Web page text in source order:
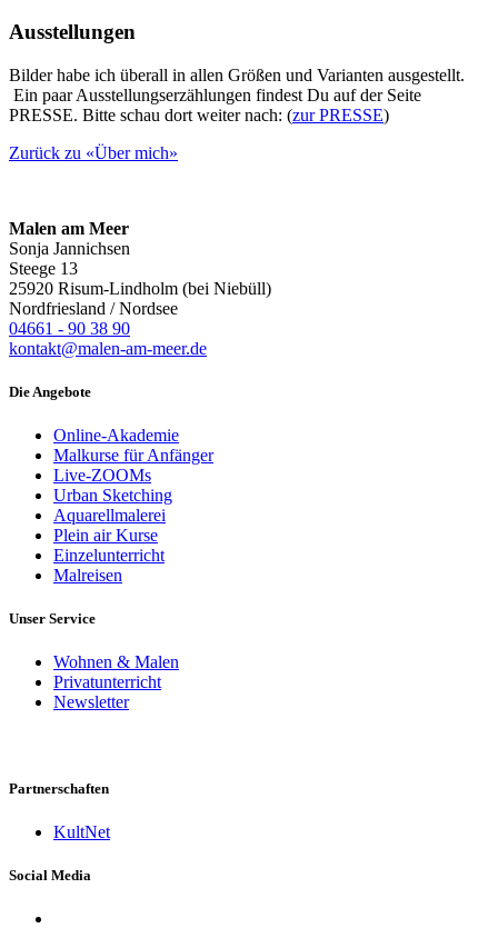
Ausstellungen
Bilder habe ich überall in allen Größen und Varianten ausgestellt.
Ein paar Ausstellungserzählungen findest Du auf der Seite
PRESSE. Bitte schau dort weiter nach: (zur PRESSE)
Zurück zu «Über mich»
Malen am Meer
Sonja Jannichsen
Steege 13
25920 Risum-Lindholm (bei Niebüll)
Nordfriesland / Nordsee
04661 - 90 38 90
kontakt@malen-am-meer.de
Die Angebote
Online-Akademie
Malkurse für Anfänger
Live-ZOOMs
Urban Sketching
Aquarellmalerei
Plein air Kurse
Einzelunterricht
Malreisen
Unser Service
Wohnen & Malen
Privatunterricht
Newsletter
Partnerschaften
KultNet
Social Media